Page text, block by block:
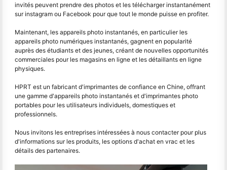
invités peuvent prendre des photos et les télécharger instantanément
sur instagram ou Facebook pour que tout le monde puisse en profiter.
Maintenant, les appareils photo instantanés, en particulier les
appareils photo numériques instantanés, gagnent en popularité
auprès des étudiants et des jeunes, créant de nouvelles opportunités
commerciales pour les magasins en ligne et les détaillants en ligne
physiques.
HPRT est un fabricant d'imprimantes de confiance en Chine, offrant
une gamme d'appareils photo instantanés et d'imprimantes photo
portables pour les utilisateurs individuels, domestiques et
professionnels.
Nous invitons les entreprises intéressées à nous contacter pour plus
d'informations sur les produits, les options d'achat en vrac et les
détails des partenaires.